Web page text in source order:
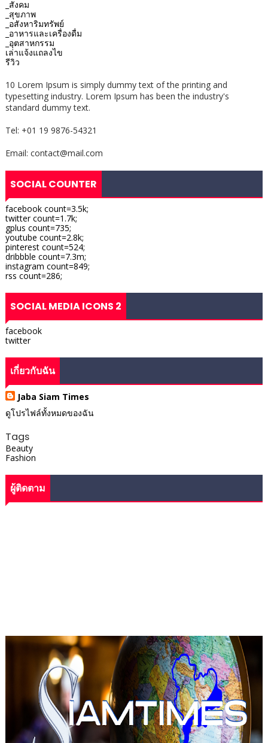
_สังคม
_สุขภาพ
_อสังหาริมทรัพย์
_อาหารและเครื่องดื่ม
_อุตสาหกรรม
เล่าแจ้งแถลงไข
รีวิว
10 Lorem Ipsum is simply dummy text of the printing and
typesetting industry. Lorem Ipsum has been the industry's
standard dummy text.
Tel: +01 19 9876-54321
Email: contact@mail.com
SOCIAL COUNTER
facebook count=3.5k;
twitter count=1.7k;
gplus count=735;
youtube count=2.8k;
pinterest count=524;
dribbble count=7.3m;
instagram count=849;
rss count=286;
SOCIAL MEDIA ICONS 2
facebook
twitter
เกี่ยวกับฉัน
Jaba Siam Times
ดูโปรไฟล์ทั้งหมดของฉัน
Tags
Beauty
Fashion
ผู้ติดตาม